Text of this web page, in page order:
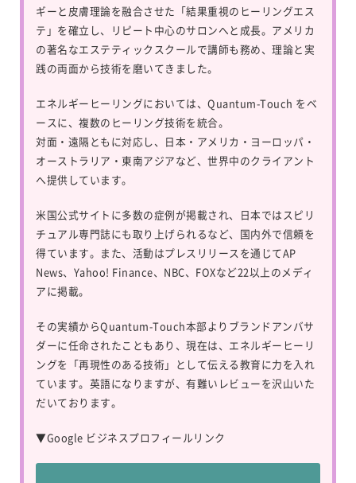
ギーと皮膚理論を融合させた「結果重視のヒーリングエス
テ」を確立し、リピート中心のサロンへと成長。アメリカ
の著名なエステティックスクールで講師も務め、理論と実
践の両面から技術を磨いてきました。
エネルギーヒーリングにおいては、 Quantum-Touch をベ
ースに、複数のヒーリング技術を統合。
対面・遠隔ともに対応し、日本・アメリカ・ヨーロッパ・
オーストラリア・東南アジアなど、世界中のクライアント
へ提供しています。
米国公式サイトに多数の症例が掲載され、日本ではスピリ
チュアル専門誌にも取り上げられるなど、国内外で信頼を
得ています。また、活動はプレスリリースを通じてAP
News、Yahoo! Finance、NBC、FOXなど22以上のメディ
アに掲載。
その実績からQuantum-Touch本部よりブランドアンバサ
ダーに任命されたこともあり、現在は、エネルギーヒーリ
ングを「再現性のある技術」として伝える教育に力を入れ
ています。英語になりますが、有難いレビューを沢山いた
だいております。
▼Google ビジネスプロフィールリンク